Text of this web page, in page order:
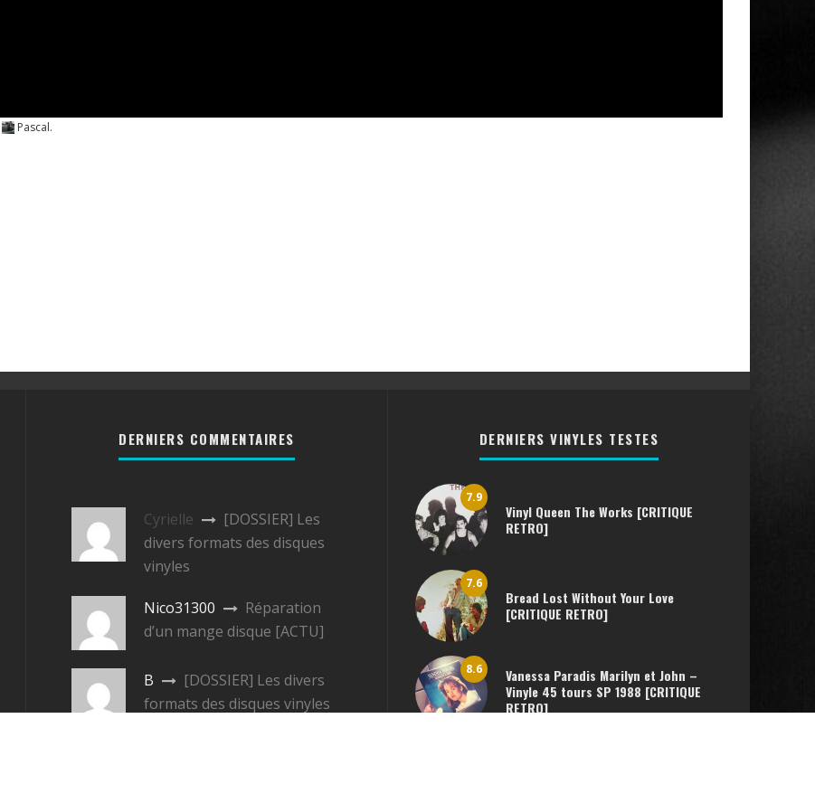
Pascal.
DERNIERS COMMENTAIRES
Cyrielle
[DOSSIER] Les
divers formats des disques
vinyles
Nico31300
Réparation
d’un mange disque [ACTU]
B
[DOSSIER] Les divers
formats des disques vinyles
DERNIERS VINYLES TESTES
7.9
Vinyl Queen The Works [CRITIQUE
RETRO]
7.6
Bread Lost Without Your Love
[CRITIQUE RETRO]
8.6
Vanessa Paradis Marilyn et John –
Vinyle 45 tours SP 1988 [CRITIQUE
RETRO]